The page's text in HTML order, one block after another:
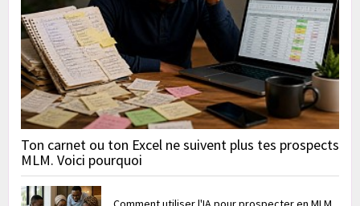
Ton carnet ou ton Excel ne suivent plus tes prospects
MLM. Voici pourquoi